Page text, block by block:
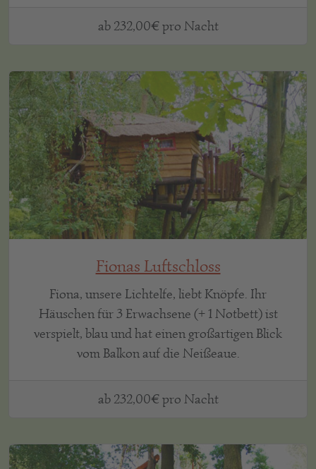
ab 232,00€ pro Nacht
Fionas Luftschloss
Fiona, unsere Lichtelfe, liebt Knöpfe. Ihr
Häuschen für 3 Erwachsene (+ 1 Notbett) ist
verspielt, blau und hat einen großartigen Blick
vom Balkon auf die Neißeaue.
ab 232,00€ pro Nacht